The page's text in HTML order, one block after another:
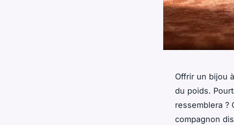
Offrir un bijou
du poids.
ressemblera ?
compagnon